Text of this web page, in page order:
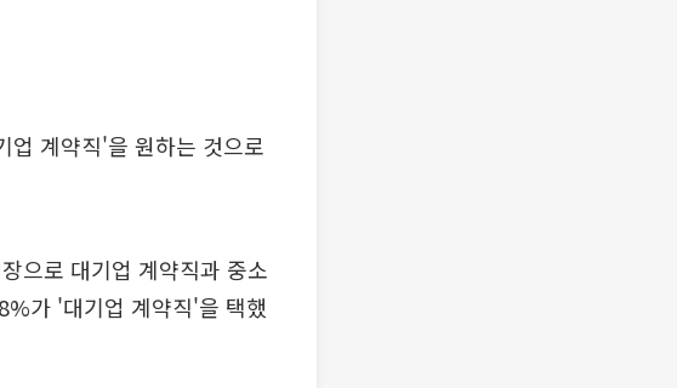
업 계약직'을 원하는 것으로
으로 대기업 계약직과 중소
가 '대기업 계약직'을 택했